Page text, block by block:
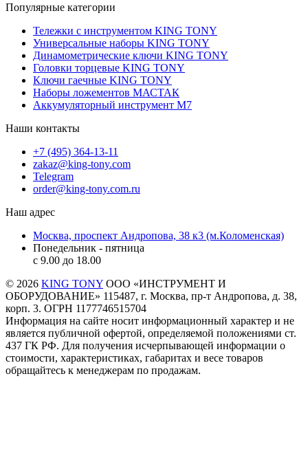
Популярные категории
Тележки с инструментом KING TONY
Универсальные наборы KING TONY
Динамометрические ключи KING TONY
Головки торцевые KING TONY
Ключи гаечные KING TONY
Наборы ложементов МАСТАК
Аккумуляторный инструмент M7
Наши контакты
+7 (495) 364-13-11
zakaz@king-tony.com
Telegram
order@king-tony.com.ru
Наш адрес
Москва, проспект Андропова, 38 к3 (м.Коломенская)
Понедельник - пятница
c 9.00 до 18.00
© 2026 KING TONY ООО «ИНСТРУМЕНТ И
ОБОРУДОВАНИЕ» 115487, г. Москва, пр-т Андропова, д. 38,
корп. 3. ОГРН 1177746515704
Информация на сайте носит информационный характер и не
является публичной офертой, определяемой положениями ст.
437 ГК РФ. Для получения исчерпывающей информации о
стоимости, характеристиках, габаритах и весе товаров
обращайтесь к менеджерам по продажам.